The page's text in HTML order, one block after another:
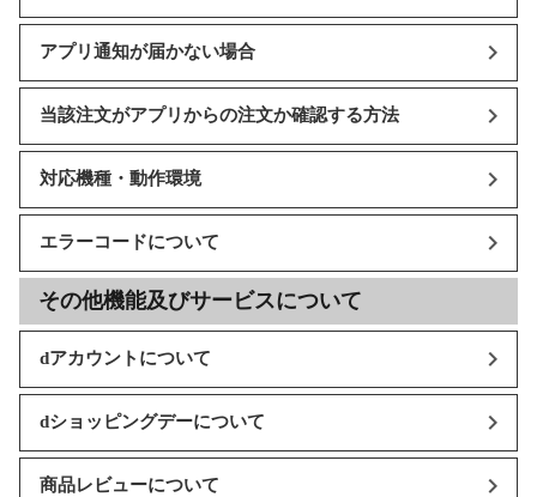
アプリ通知が届かない場合
当該注文がアプリからの注文か確認する方法
対応機種・動作環境
エラーコードについて
その他機能及びサービスについて
dアカウントについて
dショッピングデーについて
商品レビューについて